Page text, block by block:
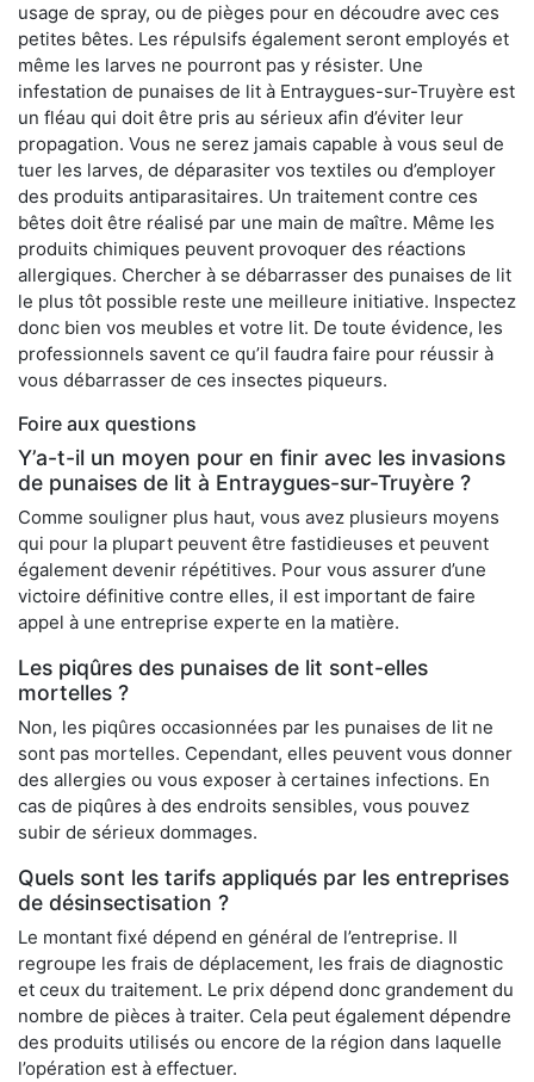
usage de spray, ou de pièges pour en découdre avec ces
petites bêtes. Les répulsifs également seront employés et
même les larves ne pourront pas y résister. Une
infestation de punaises de lit à Entraygues-sur-Truyère est
un fléau qui doit être pris au sérieux afin d’éviter leur
propagation. Vous ne serez jamais capable à vous seul de
tuer les larves, de déparasiter vos textiles ou d’employer
des produits antiparasitaires. Un traitement contre ces
bêtes doit être réalisé par une main de maître. Même les
produits chimiques peuvent provoquer des réactions
allergiques. Chercher à se débarrasser des punaises de lit
le plus tôt possible reste une meilleure initiative. Inspectez
donc bien vos meubles et votre lit. De toute évidence, les
professionnels savent ce qu’il faudra faire pour réussir à
vous débarrasser de ces insectes piqueurs.
Foire aux questions
Y’a-t-il un moyen pour en finir avec les invasions
de punaises de lit à Entraygues-sur-Truyère ?
Comme souligner plus haut, vous avez plusieurs moyens
qui pour la plupart peuvent être fastidieuses et peuvent
également devenir répétitives. Pour vous assurer d’une
victoire définitive contre elles, il est important de faire
appel à une entreprise experte en la matière.
Les piqûres des punaises de lit sont-elles
mortelles ?
Non, les piqûres occasionnées par les punaises de lit ne
sont pas mortelles. Cependant, elles peuvent vous donner
des allergies ou vous exposer à certaines infections. En
cas de piqûres à des endroits sensibles, vous pouvez
subir de sérieux dommages.
Quels sont les tarifs appliqués par les entreprises
de désinsectisation ?
Le montant fixé dépend en général de l’entreprise. Il
regroupe les frais de déplacement, les frais de diagnostic
et ceux du traitement. Le prix dépend donc grandement du
nombre de pièces à traiter. Cela peut également dépendre
des produits utilisés ou encore de la région dans laquelle
l’opération est à effectuer.